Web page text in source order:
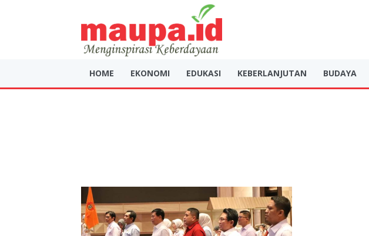
HOME EKONOMI EDUKASI KEBERLANJUTAN BUDAYA